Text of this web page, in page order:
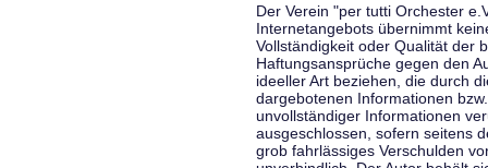
Der Verein "per tutti Orchester
Internetangebots übernimmt
Vollständigkeit oder Qualität der
Haftungsansprüche gegen den
ideeller Art beziehen, die durch
dargebotenen Informationen
unvollständiger Informationen
ausgeschlossen, sofern seitens
grob fahrlässiges Verschulden